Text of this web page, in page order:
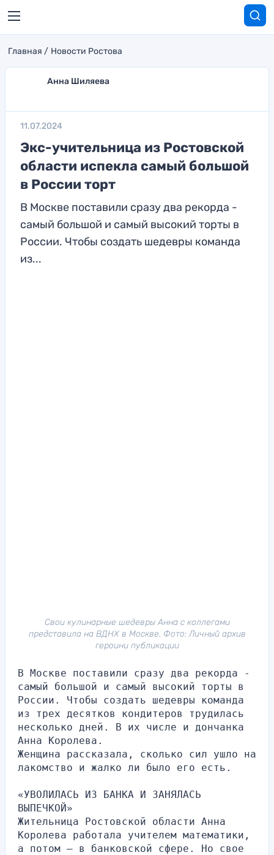
Главная Новости Ростова
Анна Шиляева
11.07.2024
Экс-учительница из Ростовской
области испекла самый большой
в России торт
В Москве поставили сразу два рекорда -
самый большой и самый высокий торты в
России. Чтобы создать шедевры команда
из...
Свои кулинарные шедевры Анна с коллегами
представила на ВДНХ в Москве. Фото: Личный архив
героини публикации
В Москве поставили сразу два рекорда -
самый большой и самый высокий торты в
России. Чтобы создать шедевры команда
из трех десятков кондитеров трудилась
несколько дней. В их числе и дончанка
Анна Королева.
Женщина рассказала, сколько сил ушло на
лакомство и жалко ли было его есть.
«УВОЛИЛАСЬ ИЗ БАНКА И ЗАНЯЛАСЬ
ВЫПЕЧКОЙ»
Жительница Ростовской области Анна
Королева работала учителем математики,
а потом – в банковской сфере. Но свое